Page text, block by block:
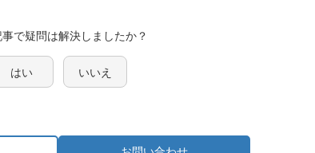
事で疑問は解決しましたか？
はい いいえ